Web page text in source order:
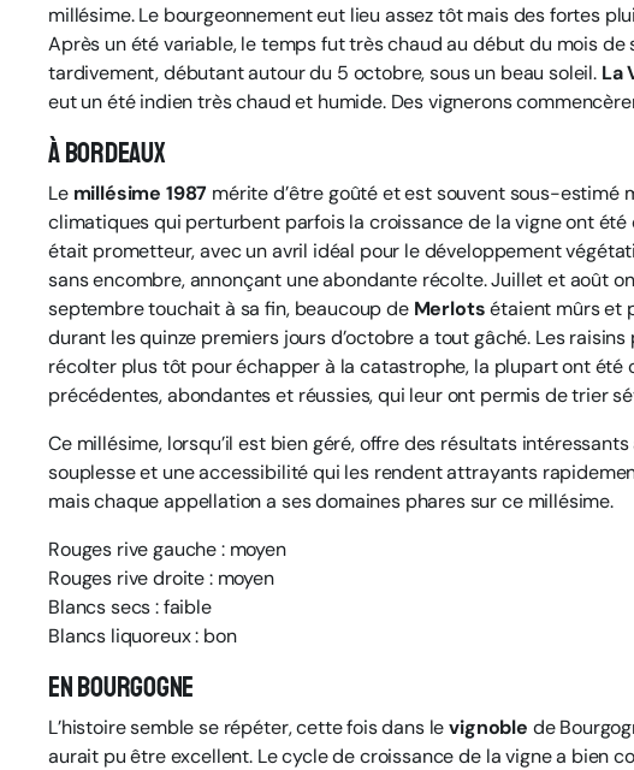
millésime. Le bourgeonnement eut lieu assez tôt mais des fortes
Après un été variable, le temps fut très chaud au début du mois
tardivement, débutant autour du 5 octobre, sous un beau soleil. La
eut un été indien très chaud et humide. Des vignerons
À Bordeaux
Le millésime 1987 mérite d’être goûté et est souvent sous-estimé
climatiques qui perturbent parfois la croissance de la vigne ont
était prometteur, avec un avril idéal pour le développement
sans encombre, annonçant une abondante récolte. Juillet et août
septembre touchait à sa fin, beaucoup de Merlotsétaient mûrs et
durant les quinze premiers jours d’octobre a tout gâché. Les
récolter plus tôt pour échapper à la catastrophe, la plupart ont
précédentes, abondantes et réussies, qui leur ont permis de trier
Ce millésime, lorsqu’il est bien géré, offre des résultats
souplesse et une accessibilité qui les rendent attrayants
mais chaque appellation a ses domaines phares sur ce millésime.
Rouges rive gauche : moyen
Rouges rive droite : moyen
Blancs secs : faible
Blancs liquoreux : bon
En Bourgogne
L’histoire semble se répéter, cette fois dans levignoble de
aurait pu être excellent. Le cycle de croissance de la vigne a bien